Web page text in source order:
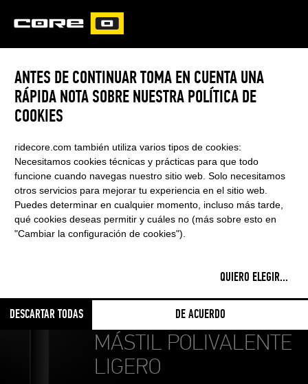
CARVED
LIGHTWEIGHT ALLROUND MAST
MÁSTILE DE
LIGERO Y SILENCIOSO
MÁSTIL POLIVALENTE
LIGERO
ANTES DE CONTINUAR TOMA EN CUENTA UNA
RÁPIDA NOTA SOBRE NUESTRA POLÍTICA DE
COOKIES
ridecore.com también utiliza varios tipos de cookies:
Necesitamos cookies técnicas y prácticas para que todo
funcione cuando navegas nuestro sitio web. Solo necesitamos
otros servicios para mejorar tu experiencia en el sitio web.
Puedes determinar en cualquier momento, incluso más tarde,
qué cookies deseas permitir y cuáles no (más sobre esto en
"Cambiar la configuración de cookies").
QUIERO ELEGIR...
DESCARTAR TODAS DE ACUERDO